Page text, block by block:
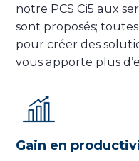
notre PCS Ci5 aux
sont proposés;
pour créer des
vous apporte plus
Gain en